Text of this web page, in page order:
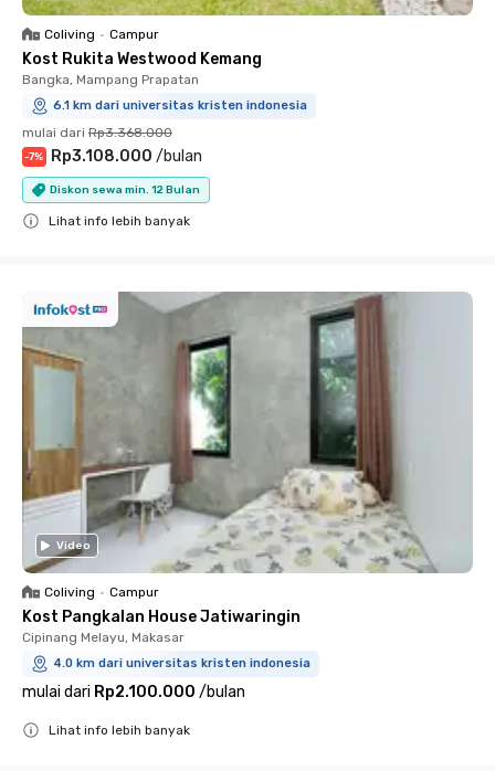
Coliving • Campur
Kost Rukita Westwood Kemang
Bangka, Mampang Prapatan
6.1 km dari universitas kristen indonesia
mulai dari Rp3.368.000
-7% Rp3.108.000 /bulan
Diskon sewa min. 12 Bulan
Lihat info lebih banyak
Video
Coliving • Campur
Kost Pangkalan House Jatiwaringin
Cipinang Melayu, Makasar
4.0 km dari universitas kristen indonesia
mulai dari Rp2.100.000 /bulan
Lihat info lebih banyak